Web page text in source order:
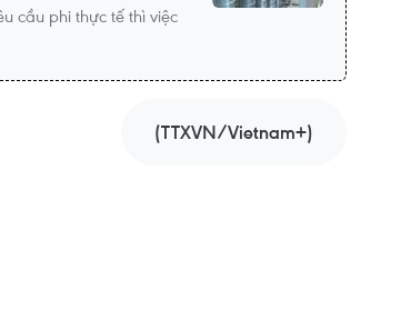
cầu phi thực tế thì việc
(TTXVN/Vietnam+)